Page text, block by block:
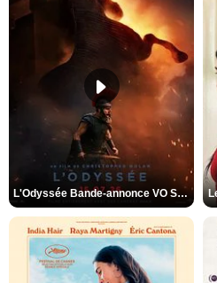
L'Odyssée Bande-annonce VO STFR